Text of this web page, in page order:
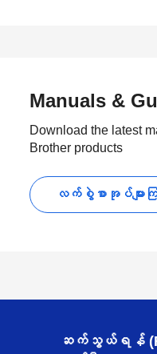
Manuals &
Download the latest
Brother products
လက်စွဲစာအုပ်မျာ
ဆက်သွယ်ရန်